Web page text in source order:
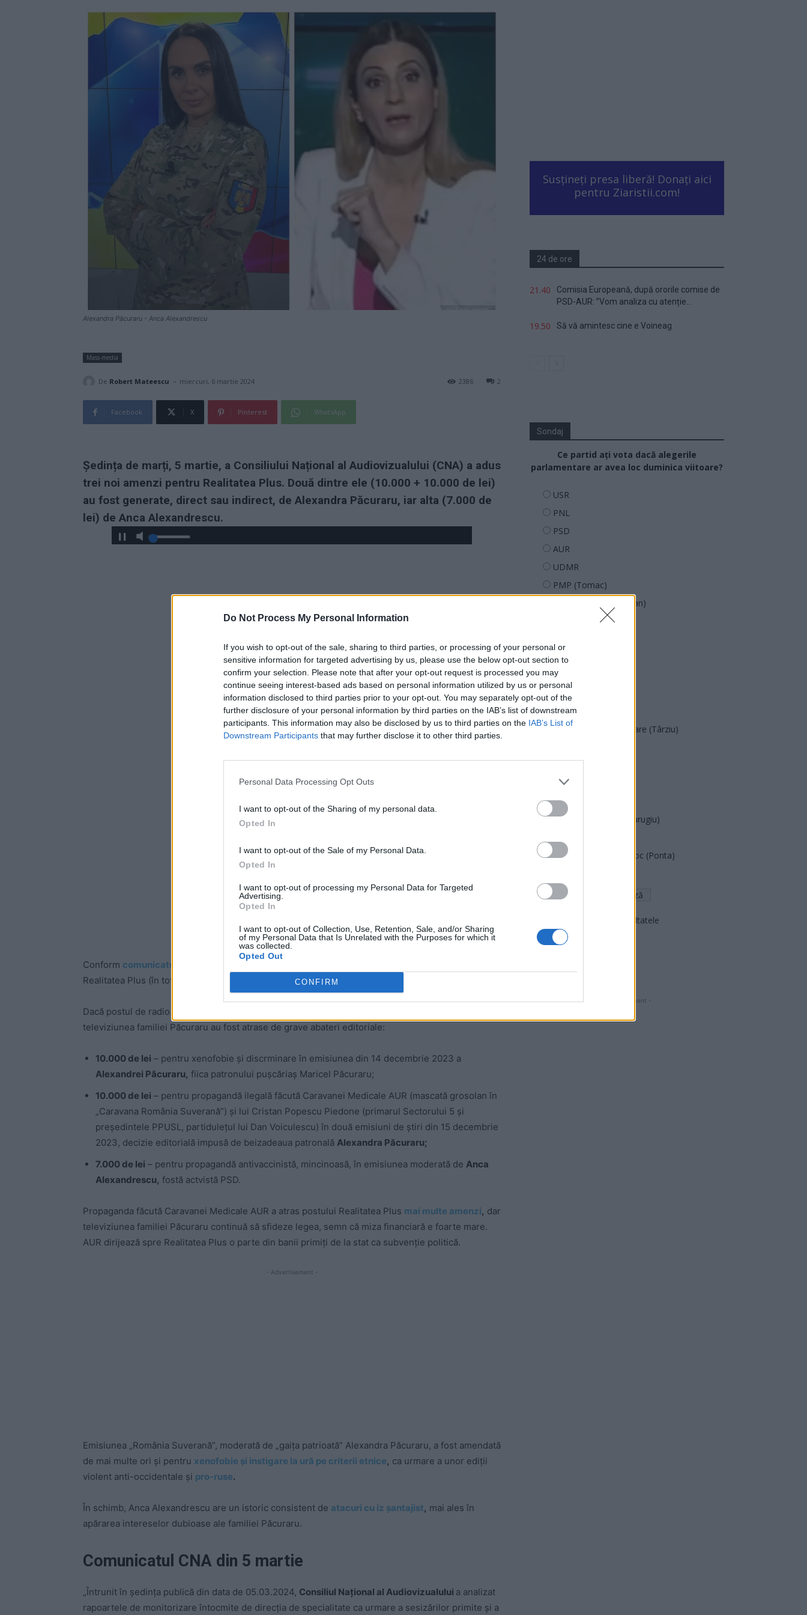
Do Not Process My Personal Information
If you wish to opt-out of the sale, sharing to third parties, or processing of your personal or
sensitive information for targeted advertising by us, please use the below opt-out section to
confirm your selection. Please note that after your opt-out request is processed you may
continue seeing interest-based ads based on personal information utilized by us or personal
information disclosed to third parties prior to your opt-out. You may separately opt-out of the
further disclosure of your personal information by third parties on the IAB’s list of downstream
participants. This information may also be disclosed by us to third parties on the IAB’s List of
Downstream Participants that may further disclose it to other third parties.
Personal Data Processing Opt Outs
I want to opt-out of the Sharing of my personal data.
Opted In
I want to opt-out of the Sale of my Personal Data.
Opted In
I want to opt-out of processing my Personal Data for Targeted
Advertising.
Opted In
I want to opt-out of Collection, Use, Retention, Sale, and/or Sharing
of my Personal Data that Is Unrelated with the Purposes for which it
was collected.
Opted Out
CONFIRM
Alexandra Păcuraru - Anca Alexandrescu
Mass-media
De Robert Mateescu - miercuri, 6 martie 2024 2
2386
Facebook X Pinterest WhatsApp
Ședința de marți, 5 martie, a Consiliului Național al Audiovizualului (CNA) a adus
trei noi amenzi pentru Realitatea Plus. Două dintre ele (10.000 + 10.000 de lei)
au fost generate, direct sau indirect, de Alexandra Păcuraru, iar alta (7.000 de
lei) de Anca Alexandrescu.
ad
Conform comunicatului CNA
organismul audiovizual a aplicat marți patru amenzi: trei pentru
Realitatea Plus (în total, 27.000 de lei) și una pentru Radio Sud din Craiova (10.000 de lei).
Dacă postul de radio oltean a fost sancționat din motive tehnice, toate cele trei amenzi încasate de
televiziunea familiei Păcuraru au fost atrase de grave abateri editoriale:
10.000 de lei – pentru xenofobie și discrminare în emisiunea din 14 decembrie 2023 a
Alexandrei Păcuraru, fiica patronului pușcăriaș Maricel Păcuraru;
10.000 de lei – pentru propagandă ilegală făcută Caravanei Medicale AUR (mascată grosolan în
„Caravana România Suverană”) și lui Cristan Popescu Piedone (primarul Sectorului 5 și
președintele PPUSL, partidulețul lui Dan Voiculescu) în două emisiuni de știri din 15 decembrie
2023, decizie editorială impusă de beizadeaua patronală Alexandra Păcuraru;
7.000 de lei – pentru propagandă antivaccinistă, mincinoasă, în emisiunea moderată de Anca
Alexandrescu, fostă actvistă PSD.
Propaganda făcută Caravanei Medicale AUR a atras postului Realitatea Plus mai multe amenzi, dar
televiziunea familiei Păcuraru continuă să sfideze legea, semn că miza financiară e foarte mare.
AUR dirijează spre Realitatea Plus o parte din banii primiți de la stat ca subvenție politică.
- Advertisement -
Emisiunea „România Suverană”, moderată de „gaița patrioată” Alexandra Păcuraru, a fost amendată
de mai multe ori și pentru xenofobie și instigare la ură pe criterii etnice, ca urmare a unor ediții
violent anti-occidentale și pro-ruse.
În schimb, Anca Alexandrescu are un istoric consistent de atacuri cu iz șantajist, mai ales în
apărarea intereselor dubioase ale familiei Păcuraru.
Comunicatul CNA din 5 martie
„Întrunit în ședința publică din data de 05.03.2024, Consiliul Național al Audiovizualului a analizat
rapoartele de monitorizare întocmite de direcția de specialitate ca urmare a sesizărilor primite și a
Susțineți presa liberă! Donați aici
pentru Ziaristii.com!
24 de ore
21.40
Comisia Europeană, după ororile comise de
PSD-AUR: ”Vom analiza cu atenție...
19.50 Să vă amintesc cine e Voineag
Sondaj
Ce partid ați vota dacă alegerile
parlamentare ar avea loc duminica viitoare?
USR
PNL
PSD
AUR
UDMR
PMP (Tomac)
Forța Dreptei (L. Orban)
SENS
SOS (Șoșoacă)
POT (Gavrilă)
PACE (Peia)
Acțiunea Conservatoare (Târziu)
PNȚCD (Pavelescu)
PNCR (Terheș)
Partidul Patrioților (Surugiu)
România pe Primul Loc (Ponta)
Arată rezultatele
Arhiva sondajelor
- Advertisment -